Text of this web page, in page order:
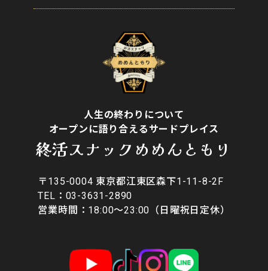
人生の終わりについて
オープンに語り合えるサードプレイス
終活スナックめめんともり
〒135-0004 東京都江東区森下1-11-8-2F
​TEL：03-3631-2890
営業時間：18:00〜23:00（日曜祝日定休）